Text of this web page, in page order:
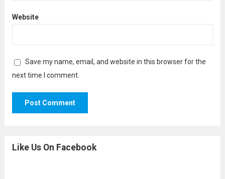
Website
Save my name, email, and website in this browser for the
next time I comment.
Like Us On Facebook